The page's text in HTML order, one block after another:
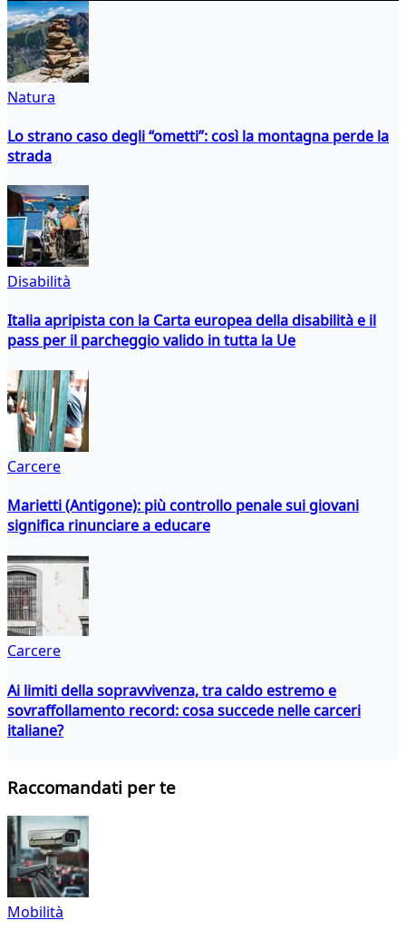
Natura
Lo strano caso degli “ometti”: così la montagna perde la
strada
Disabilità
Italia apripista con la Carta europea della disabilità e il
pass per il parcheggio valido in tutta la Ue
Carcere
Marietti (Antigone): più controllo penale sui giovani
significa rinunciare a educare
Carcere
Ai limiti della sopravvivenza, tra caldo estremo e
sovraffollamento record: cosa succede nelle carceri
italiane?
Raccomandati per te
Mobilità